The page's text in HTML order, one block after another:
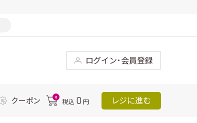
ログイン･会員登録
クーポン 0
税込 0 円 レジに進む